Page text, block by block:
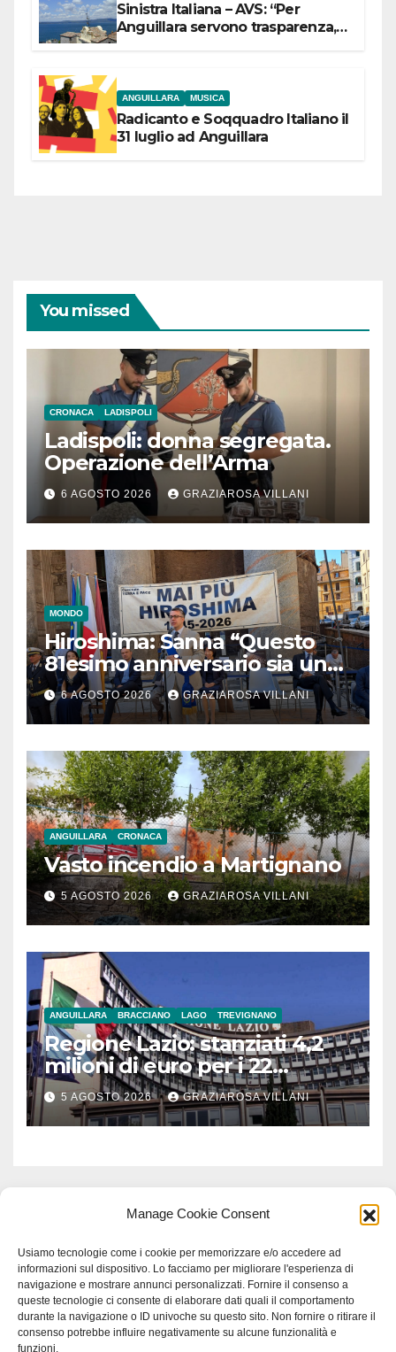
Manage Cookie Consent
Usiamo tecnologie come i cookie per memorizzare e/o accedere ad
informazioni sul dispositivo. Lo facciamo per migliorare l'esperienza di
navigazione e mostrare annunci personalizzati. Fornire il consenso a
queste tecnologie ci consente di elaborare dati quali il comportamento
durante la navigazione o ID univoche su questo sito. Non fornire o ritirare il
consenso potrebbe influire negativamente su alcune funzionalità e
funzioni.
Sinistra Italiana – AVS: “Per
Anguillara servono trasparenza,
ANGUILLARA MUSICA
Radicanto e Soqquadro Italiano il
31 luglio ad Anguillara
You missed
CRONACA LADISPOLI
Ladispoli: donna segregata.
Operazione dell’Arma
6 AGOSTO 2026 GRAZIAROSA VILLANI
MONDO
Hiroshima: Sanna “Questo
81esimo anniversario sia un
monito per tutti”
6 AGOSTO 2026 GRAZIAROSA VILLANI
ANGUILLARA CRONACA
Vasto incendio a Martignano
5 AGOSTO 2026 GRAZIAROSA VILLANI
ANGUILLARA BRACCIANO LAGO TREVIGNANO
Regione Lazio: stanziati 4,2
milioni di euro per i 22
Comuni dell’Etruria
Meridionale
5 AGOSTO 2026 GRAZIAROSA VILLANI